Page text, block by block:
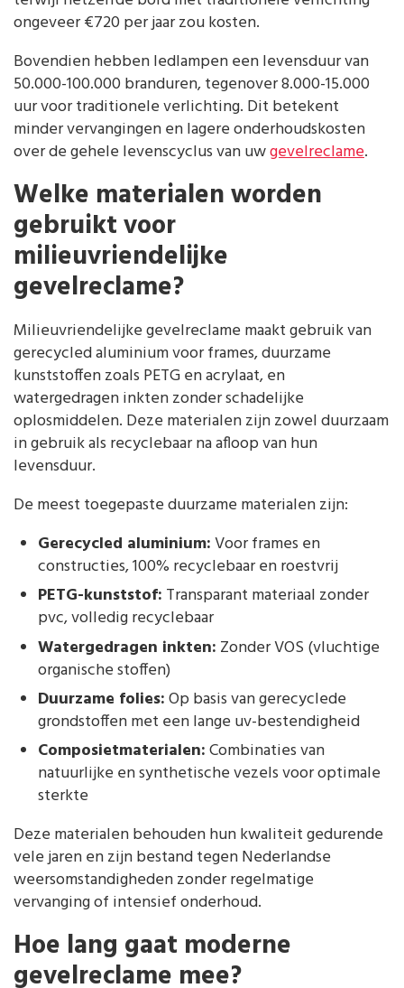
ongeveer €720 per jaar zou kosten.
Bovendien hebben ledlampen een levensduur van
50.000-100.000 branduren, tegenover 8.000-15.000
uur voor traditionele verlichting. Dit betekent
minder vervangingen en lagere onderhoudskosten
over de gehele levenscyclus van uwgevelreclame.
Welke materialen worden
gebruikt voor
milieuvriendelijke
gevelreclame?
Milieuvriendelijke gevelreclame maakt gebruik van
gerecycled aluminium voor frames, duurzame
kunststoffen zoals PETG en acrylaat, en
watergedragen inkten zonder schadelijke
oplosmiddelen. Deze materialen zijn zowel duurzaam
in gebruik als recyclebaar na afloop van hun
levensduur.
De meest toegepaste duurzame materialen zijn:
Gerecycled aluminium:Voor frames en
constructies, 100% recyclebaar en roestvrij
PETG-kunststof: Transparant materiaal zonder
pvc, volledig recyclebaar
Watergedragen inkten: Zonder VOS (vluchtige
organische stoffen)
Duurzame folies:Op basis van gerecyclede
grondstoffen met een lange uv-bestendigheid
Composietmaterialen:Combinaties van
natuurlijke en synthetische vezels voor optimale
sterkte
Deze materialen behouden hun kwaliteit gedurende
vele jaren en zijn bestand tegen Nederlandse
weersomstandigheden zonder regelmatige
vervanging of intensief onderhoud.
Hoe lang gaat moderne
gevelreclame mee?